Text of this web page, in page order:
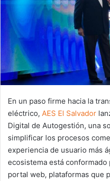
En un paso firme hacia la
eléctrico, AES El Salvador
Digital de Autogestión, una
simplificar los procesos
experiencia de usuario más
ecosistema está
portal web, plataformas que